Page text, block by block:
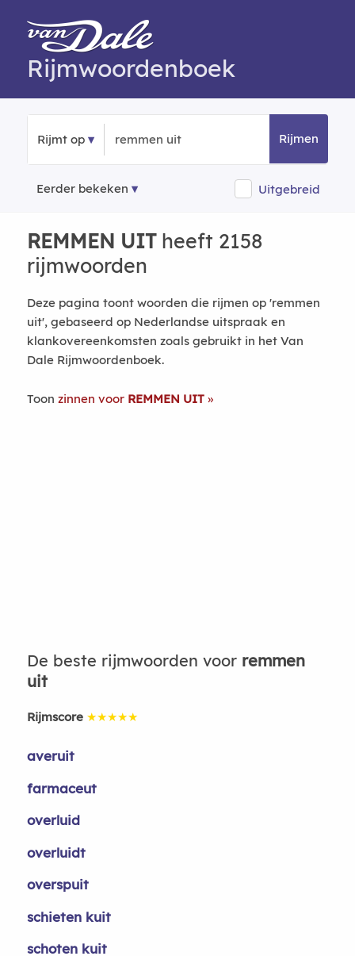
Rijmwoordenboek
Rijmt op Rijmen
Eerder bekeken Uitgebreid
REMMEN UITheeft 2158
rijmwoorden
Deze pagina toont woorden die rijmen op 'remmen
uit', gebaseerd op Nederlandse uitspraak en
klankovereenkomsten zoals gebruikt in het Van
Dale Rijmwoordenboek.
Toon zinnen voor REMMEN UIT
De beste rijmwoorden voor remmen
uit
Rijmscore ★★★★★
averuit
farmaceut
overluid
overluidt
overspuit
schieten kuit
schoten kuit